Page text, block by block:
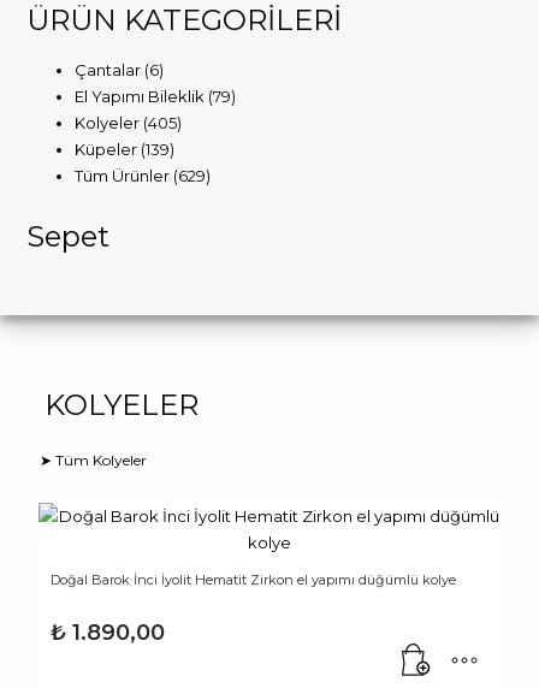
ÜRÜN KATEGORİLERİ
Çantalar (6)
El Yapımı Bileklik (79)
Kolyeler (405)
Küpeler (139)
Tüm Ürünler (629)
Sepet
KOLYELER
➤ Tüm Kolyeler
Doğal Barok İnci İyolit Hematit Zirkon el yapımı düğümlü kolye
₺ 1.890,00